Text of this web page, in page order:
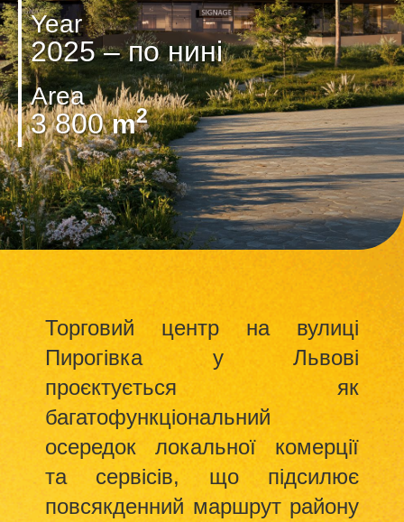
Year
2025 – по нині
Area
3 800m2
Торговий центр на вулиці
Пирогівка у Львові
проєктується як
багатофункціональний
осередок локальної комерції
та сервісів, що підсилює
повсякденний маршрут району